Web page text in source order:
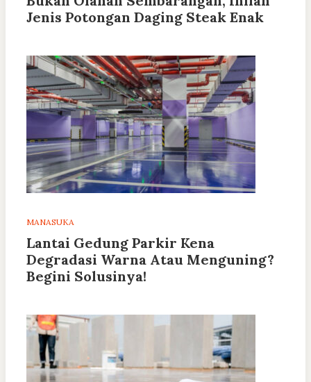
Jenis Potongan Daging Steak Enak
MANASUKA
Lantai Gedung Parkir Kena
Degradasi Warna Atau Menguning?
Begini Solusinya!